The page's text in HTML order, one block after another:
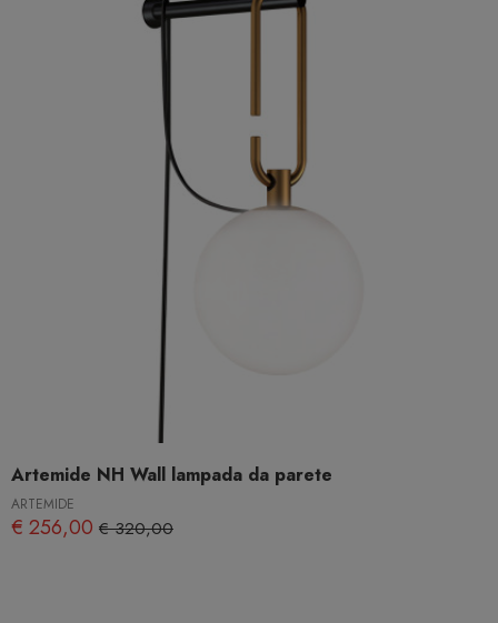
Artemide NH Wall lampada da parete
ARTEMIDE
€ 256,00 € 320,00